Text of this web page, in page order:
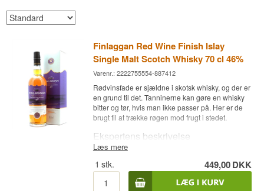
Finlaggan Red Wine Finish Islay
Single Malt Scotch Whisky 70 cl 46%
Varenr.: 2222755554-887412
Rødvinsfade er sjældne i skotsk whisky, og der er
en grund til det. Tanninerne kan gøre en whisky
bitter og tør, hvis man ikke passer på. Her er de
brugt til at trække røgen mod frugt i stedet.
Ekspertens beskrivelse
Malt Scotch Whisky først lagret på bourbonfad og
derefter eftermodnet på rødvinsfad, aftappet ved
46 %.
Læs mere
1 stk. 449,00DKK